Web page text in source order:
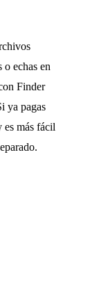
o echas en
Finder
ya pagas
es más fácil